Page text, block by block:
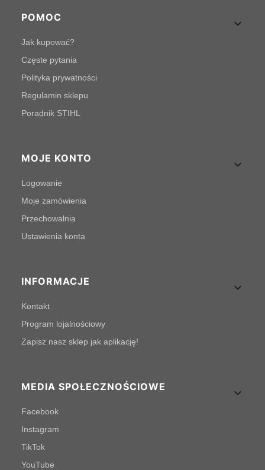
POMOC
Jak kupować?
Częste pytania
Polityka prywatności
Regulamin sklepu
Poradnik STIHL
MOJE KONTO
Logowanie
Moje zamówienia
Przechowalnia
Ustawienia konta
INFORMACJE
Kontakt
Program lojalnościowy
Zapisz nasz sklep jak aplikację!
MEDIA SPOŁECZNOŚCIOWE
Facebook
Instagram
TikTok
YouTube